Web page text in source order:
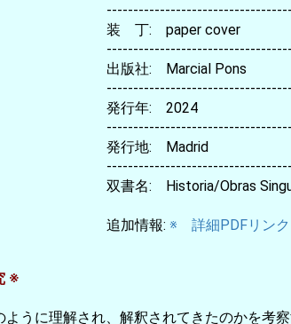
-----------------------------------
装 丁: paper cover
-----------------------------------
出版社: Marcial Pons
-----------------------------------
発行年: 2024
-----------------------------------
発行地: Madrid
-----------------------------------
双書名: Historia/Obras
追加情報: ※ 詳細PDFリンク
※
うに理解され、解釈されてきたのかを考